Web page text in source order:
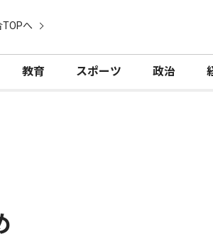
TOPへ
教育 スポーツ 政治